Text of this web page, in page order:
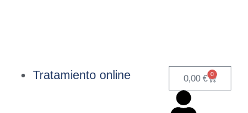
Tratamiento online 0,00€ 0